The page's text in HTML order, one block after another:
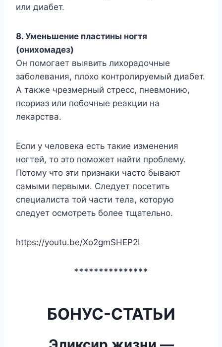
или диабет.
8. Уменьшение пластины ногтя
(онихомадез)
Он помогает выявить лихорадочные
заболевания, плохо контролируемый диабет.
А также чрезмерный стресс, пневмонию,
псориаз или побочные реакции на
лекарства.
Если у человека есть такие изменения
ногтей, то это поможет найти проблему.
Потому что эти признаки часто бывают
самыми первыми. Следует посетить
специалиста той части тела, которую
следует осмотреть более тщательно.
https://youtu.be/Xo2gmSHEP2I
***************
БОНУС-СТАТЬИ